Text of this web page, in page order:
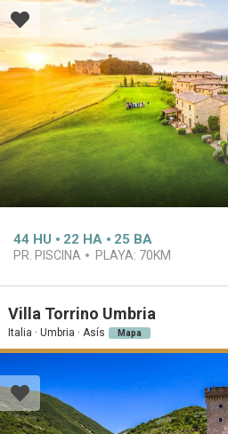
44 HU 22 HA 25 BA
PR. PISCINA PLAYA: 70KM
Villa Torrino Umbria
Italia · Umbria · Asís Mapa